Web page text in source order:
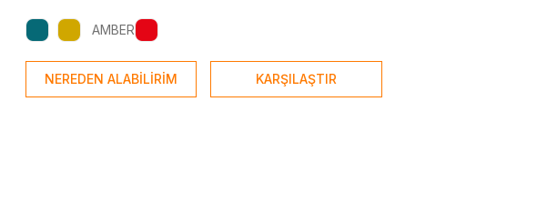
AMBER
NEREDEN ALABİLİRİM KARŞILAŞTIR